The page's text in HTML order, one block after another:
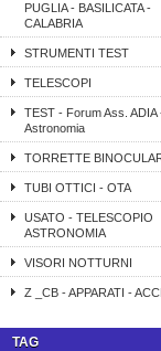
PUGLIA - BASILICATA -
CALABRIA
STRUMENTI TEST
TELESCOPI
TEST - Forum Ass. ADIA
Astronomia
TORRETTE
TUBI OTTICI - OTA
USATO - TELESCOPIO
ASTRONOMIA
VISORI NOTTURNI
Z _CB - APPARATI -
TAG